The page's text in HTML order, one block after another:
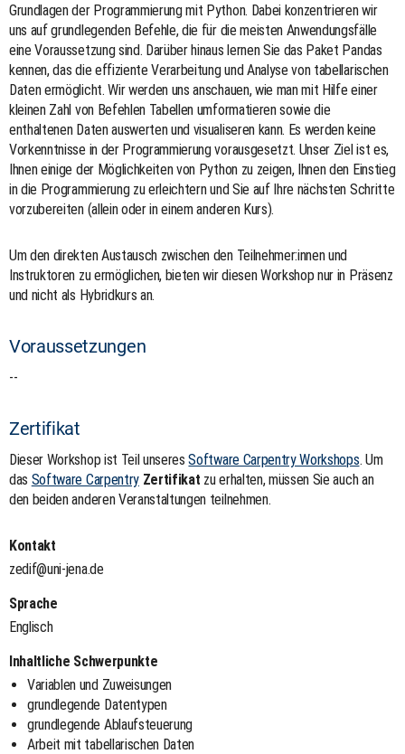
Grundlagen der Programmierung mit Python. Dabei konzentrieren wir
uns auf grundlegenden Befehle, die für die meisten Anwendungsfälle
eine Voraussetzung sind. Darüber hinaus lernen Sie das Paket Pandas
kennen, das die effiziente Verarbeitung und Analyse von tabellarischen
Daten ermöglicht. Wir werden uns anschauen, wie man mit Hilfe einer
kleinen Zahl von Befehlen Tabellen umformatieren sowie die
enthaltenen Daten auswerten und visualiseren kann. Es werden keine
Vorkenntnisse in der Programmierung vorausgesetzt. Unser Ziel ist es,
Ihnen einige der Möglichkeiten von Python zu zeigen, Ihnen den Einstieg
in die Programmierung zu erleichtern und Sie auf Ihre nächsten Schritte
vorzubereiten (allein oder in einem anderen Kurs).
Um den direkten Austausch zwischen den Teilnehmer:innen und
Instruktoren zu ermöglichen, bieten wir diesen Workshop nur in Präsenz
und nicht als Hybridkurs an.
Voraussetzungen
--
Zertifikat
Dieser Workshop ist Teil unseresSoftware Carpentry Workshops. Um
das Software Carpentry Zertifikat zu erhalten, müssen Sie auch an
den beiden anderen Veranstaltungen teilnehmen.
Kontakt
zedif@uni-jena.de
Sprache
Englisch
Inhaltliche Schwerpunkte
Variablen und Zuweisungen
grundlegende Datentypen
grundlegende Ablaufsteuerung
Arbeit mit tabellarischen Daten